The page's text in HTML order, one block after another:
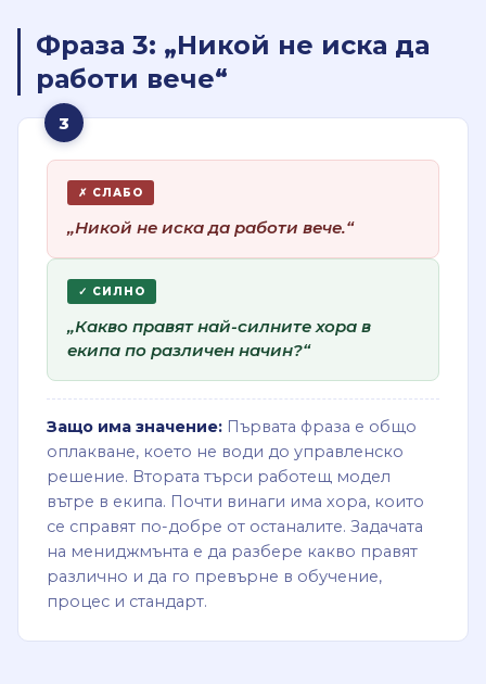
Фраза 3: „Никой не иска да
работи вече“
3
✗ СЛАБО
„Никой не иска да работи вече.“
✓ СИЛНО
„Какво правят най-силните хора в
екипа по различен начин?“
Защо има значение: Първата фраза е общо
оплакване, което не води до управленско
решение. Втората търси работещ модел
вътре в екипа. Почти винаги има хора, които
се справят по-добре от останалите. Задачата
на мениджмънта е да разбере какво правят
различно и да го превърне в обучение,
процес и стандарт.